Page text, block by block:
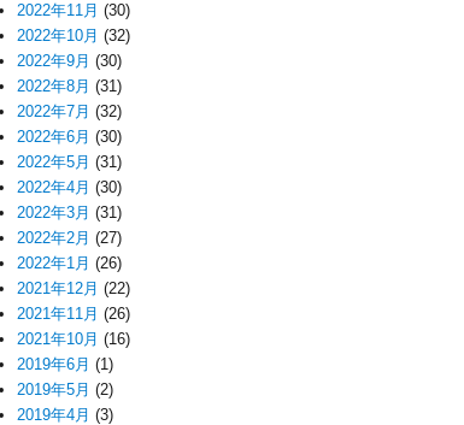
2022年11月 (30)
2022年10月 (32)
2022年9月 (30)
2022年8月 (31)
2022年7月 (32)
2022年6月 (30)
2022年5月 (31)
2022年4月 (30)
2022年3月 (31)
2022年2月 (27)
2022年1月 (26)
2021年12月 (22)
2021年11月 (26)
2021年10月 (16)
2019年6月 (1)
2019年5月 (2)
2019年4月 (3)